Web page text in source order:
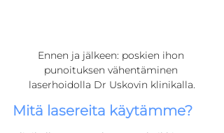
Ennen ja jälkeen: poskien ihon
punoituksen vähentäminen
laserhoidolla Dr Uskovin klinikalla.
Mitä lasereita käytämme?